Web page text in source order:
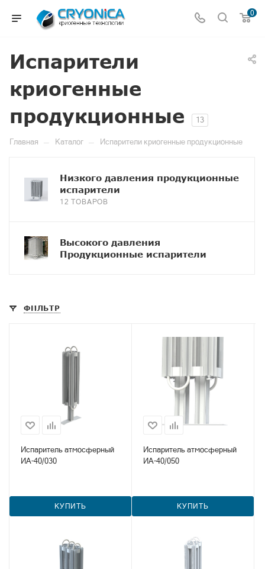
0
Испарители
криогенные
продукционные
13
Главная — Каталог — Испарители криогенные продукционные
Низкого давления продукционные
испарители
12 ТОВАРОВ
Высокого давления
Продукционные испарители
ФИЛЬТР
Испаритель атмосферный
ИА-40/030
КУПИТЬ
Испаритель атмосферный
ИА-40/050
КУПИТЬ